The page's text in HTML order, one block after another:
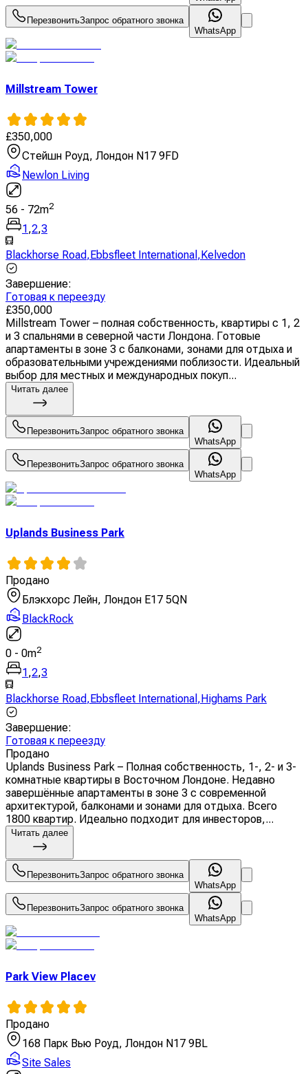
ПерезвонитьЗапрос обратного звонка
WhatsApp
Millstream Tower
£350,000
Стейшн Роуд, Лондон N17 9FD
Newlon Living
56 - 72m2
1,2,3
Blackhorse Road,Ebbsfleet International ,Kelvedon
Завершение:
Готовая к переезду
£350,000
Millstream Tower – полная собственность, квартиры с 1, 2
и 3 спальнями в северной части Лондона. Готовые
апартаменты в зоне 3 с балконами, зонами для отдыха и
образовательными учреждениями поблизости. Идеальный
выбор для местных и международных покуп...
Читать далее
ПерезвонитьЗапрос обратного звонка
WhatsApp
ПерезвонитьЗапрос обратного звонка
WhatsApp
Uplands Business Park
Продано
Блэкхорс Лейн, Лондон E17 5QN
BlackRock
0 - 0m2
1,2,3
Blackhorse Road,Ebbsfleet International ,Highams Park
Завершение:
Готовая к переезду
Продано
Uplands Business Park – Полная собственность, 1-, 2- и 3-
комнатные квартиры в Восточном Лондоне. Недавно
завершённые апартаменты в зоне 3 с современной
архитектурой, балконами и зонами для отдыха. Всего
1800 квартир. Идеально подходит для инвесторов,...
Читать далее
ПерезвонитьЗапрос обратного звонка
WhatsApp
ПерезвонитьЗапрос обратного звонка
WhatsApp
Park View Placev
Продано
168 Парк Вью Роуд, Лондон N17 9BL
Site Sales